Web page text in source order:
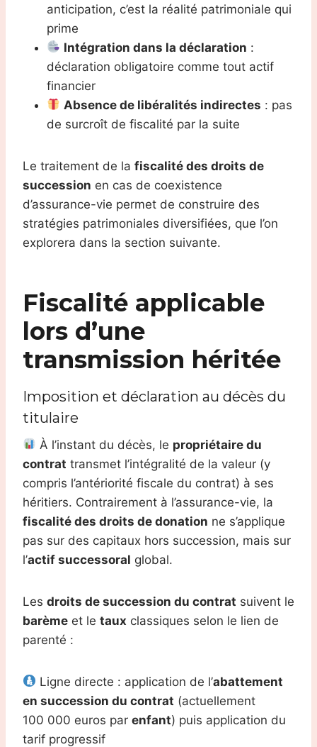
anticipation, c’est la réalité patrimoniale qui
prime
Intégration dans la déclaration :
déclaration obligatoire comme tout actif
financier
Absence de libéralités indirectes : pas
de surcroît de fiscalité par la suite
Le traitement de la fiscalité des droits de
succession en cas de coexistence
d’assurance-vie permet de construire des
stratégies patrimoniales diversifiées, que l’on
explorera dans la section suivante.
Fiscalité applicable
lors d’une
transmission héritée
Imposition et déclaration au décès du
titulaire
À l’instant du décès, le propriétaire du
contrat transmet l’intégralité de la valeur (y
compris l’antériorité fiscale du contrat) à ses
héritiers. Contrairement à l’assurance-vie, la
fiscalité des droits de donation ne s’applique
pas sur des capitaux hors succession, mais sur
l’actif successoral global.
Les droits de succession du contrat suivent le
barème et le taux classiques selon le lien de
parenté :
Ligne directe : application de l’abattement
en succession du contrat (actuellement
100 000 euros par enfant) puis application du
tarif progressif